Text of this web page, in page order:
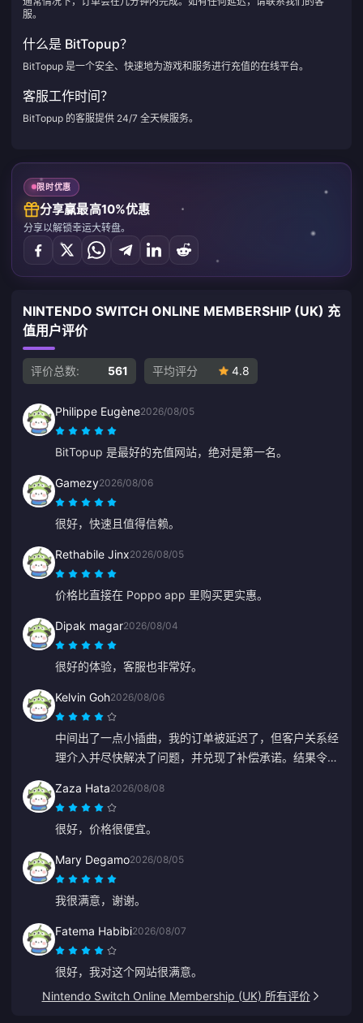
服。
什么是 BitTopup？
BitTopup 是一个安全、快速地为游戏和服务进行充值的在线平台。
客服工作时间？
BitTopup 的客服提供 24/7 全天候服务。
限时优惠
分享赢最高10%优惠
分享以解锁幸运大转盘。
NINTENDO SWITCH ONLINE MEMBERSHIP (UK) 充
值用户评价
评价总数: 561 平均评分 4.8
Philippe Eugène2026/08/05
BitTopup 是最好的充值网站，绝对是第一名。
Gamezy2026/08/06
很好，快速且值得信赖。
Rethabile Jinx2026/08/05
价格比直接在 Poppo app 里购买更实惠。
Dipak magar2026/08/04
很好的体验，客服也非常好。
Kelvin Goh2026/08/06
中间出了一点小插曲，我的订单被延迟了，但客户关系经
理介入并尽快解决了问题，并兑现了补偿承诺。结果令人
Zaza Hata2026/08/08
很好，价格很便宜。
Mary Degamo2026/08/05
我很满意，谢谢。
Fatema Habibi2026/08/07
很好，我对这个网站很满意。
Nintendo Switch Online Membership (UK) 所有评价